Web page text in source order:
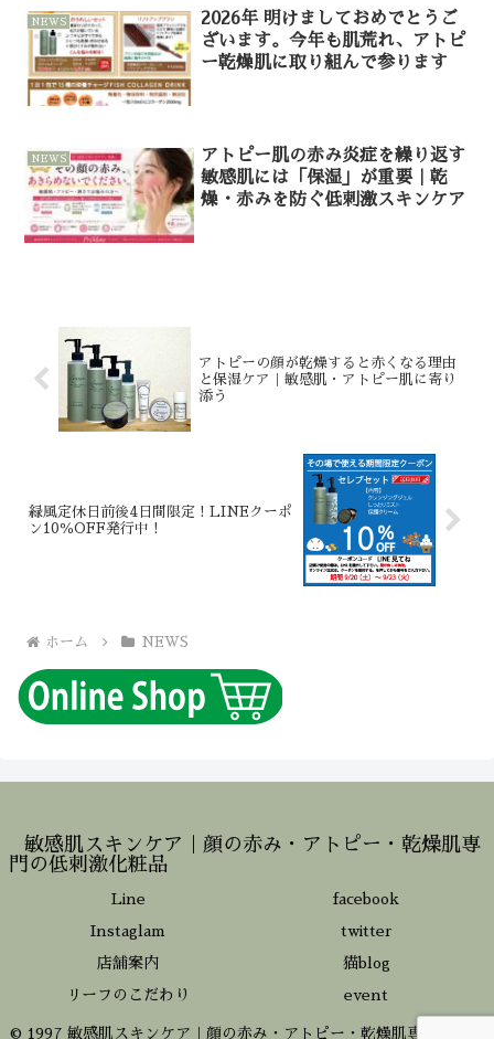
NEWS
2026年 明けましておめでとうご
ざいます。今年も肌荒れ、アトピ
ー乾燥肌に取り組んで参ります
NEWS
アトピー肌の赤み炎症を繰り返す
敏感肌には「保湿」が重要｜乾
燥・赤みを防ぐ低刺激スキンケア
アトピーの顔が乾燥すると赤くなる理由
と保湿ケア｜敏感肌・アトピー肌に寄り
添う
緑風定休日前後4日間限定！LINEクーポ
ン10％OFF発行中！
ホーム NEWS
敏感肌スキンケア｜顔の赤み・アトピー・乾燥肌専
門の低刺激化粧品
Line facebook
Instaglam twitter
店舗案内 猫blog
リーフのこだわり event
© 1997 敏感肌スキンケア｜顔の赤み・アトピー・乾燥肌専門の低刺